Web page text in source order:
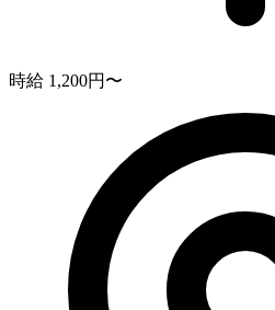
時給 1,200円〜